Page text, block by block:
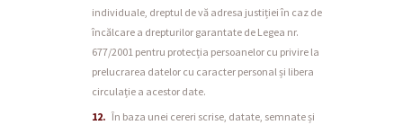
individuale, dreptul de vă adresa justiției în caz de
încălcare a drepturilor garantate de Legea nr.
677/2001 pentru protecția persoanelor cu privire la
prelucrarea datelor cu caracter personal și libera
circulație a acestor date.
În baza unei cereri scrise, datate, semnate și